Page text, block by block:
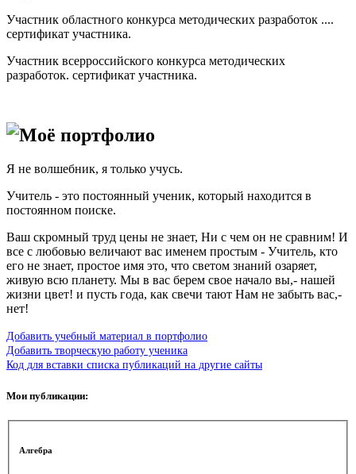
Участник областного конкурса методических разработок ....
сертификат участника.
Участник всерроссийского конкурса методических
разработок. сертификат участника.
Моё портфолио
Я не волшебник, я только учусь.
Учитель - это постоянный ученик, который находится в
постоянном поиске.
Ваш скромный труд цены не знает, Ни с чем он не сравним! И
все с любовью величают вас именем простым - Учитель, кто
его не знает, простое имя это, что светом знаний озаряет,
живую всю планету. Мы в вас берем свое начало вы,- нашей
жизни цвет! и пусть года, как свечи тают Нам не забыть вас,-
нет!
Добавить учебный материал в портфолио
Добавить творческую работу ученика
Код для вставки списка публикаций на другие сайты
Мои публикации:
Алгебра